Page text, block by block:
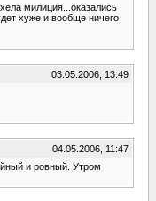
милиция...оказались
хуже и вообще ничего
03.05.2006, 13:49
04.05.2006, 11:47
и ровный. Утром